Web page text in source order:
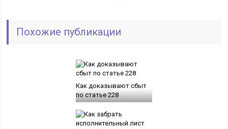
Похожие публикации
Как доказывают сбыт
по статье 228